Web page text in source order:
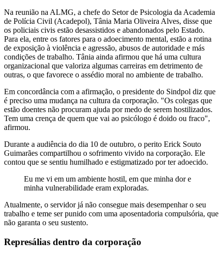
Na reunião na ALMG, a chefe do Setor de Psicologia da Academia
de Polícia Civil (Acadepol), Tânia Maria Oliveira Alves, disse que
os policiais civis estão desassistidos e abandonados pelo Estado.
Para ela, entre os fatores para o adoecimento mental, estão a rotina
de exposição à violência e agressão, abusos de autoridade e más
condições de trabalho. Tânia ainda afirmou que há uma cultura
organizacional que valoriza algumas carreiras em detrimento de
outras, o que favorece o assédio moral no ambiente de trabalho.
Em concordância com a afirmação, o presidente do Sindpol diz que
é preciso uma mudança na cultura da corporação. "Os colegas que
estão doentes não procuram ajuda por medo de serem hostilizados.
Tem uma crença de quem que vai ao psicólogo é doido ou fraco",
afirmou.
Durante a audiência do dia 10 de outubro, o perito Erick Souto
Guimarães compartilhou o sofrimento vivido na corporação. Ele
contou que se sentiu humilhado e estigmatizado por ter adoecido.
Eu me vi em um ambiente hostil, em que minha dor e
minha vulnerabilidade eram exploradas.
Atualmente, o servidor já não consegue mais desempenhar o seu
trabalho e teme ser punido com uma aposentadoria compulsória, que
não garanta o seu sustento.
Represálias dentro da corporação